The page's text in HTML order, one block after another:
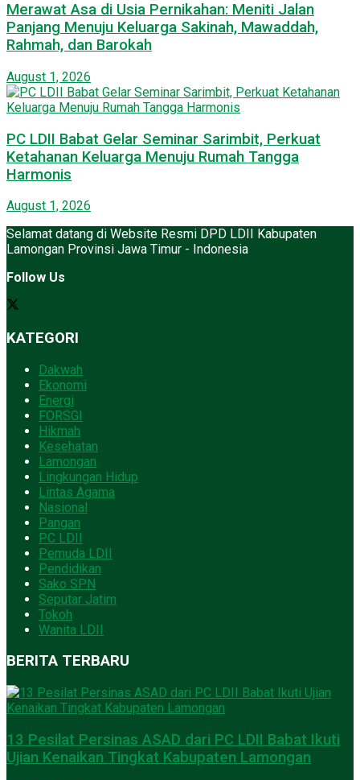
Merawat Asa di Usia Pernikahan: Meniti Jalan
Panjang Menuju Keluarga Sakinah, Mawaddah,
Rahmah, dan Barokah
August 1, 2026
PC LDII Babat Gelar Seminar Sarimbit, Perkuat
Ketahanan Keluarga Menuju Rumah Tangga
Harmonis
August 1, 2026
Selamat datang di Website Resmi DPD LDII Kabupaten
Lamongan Provinsi Jawa Timur - Indonesia
Follow Us
KATEGORI
Dakwah
Ekonomi
Energi
FORSGI
Hikmah
Kesehatan
Lamongan
Lingkungan Hidup
Lintas Agama
Nasional
Pangan
PC LDII
Pemuda LDII
Pendidikan
Sako SPN
Seputar Jatim
Tokoh
Wanita LDII
BERITA TERBARU
13 Pesilat Persinas ASAD dari PC LDII Babat Ikuti
Ujian Kenaikan Tingkat Kabupaten Lamongan